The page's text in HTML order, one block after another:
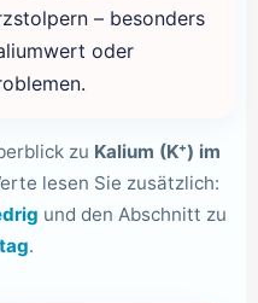
– besonders
oder
zu Kalium (K⁺) im
lesen Sie zusätzlich:
und den Abschnitt zu
.